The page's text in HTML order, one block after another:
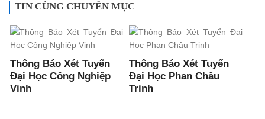
TIN CÙNG CHUYÊN MỤC
Thông Báo Xét Tuyển
Đại Học Công Nghiệp
Vinh
Thông Báo Xét Tuyển
Đại Học Phan Châu
Trinh